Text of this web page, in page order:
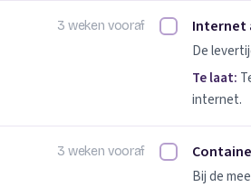
3 weken vooraf InternetInternet
De
Te laat:
internet.
3 weken vooraf Container of
Bij de